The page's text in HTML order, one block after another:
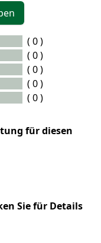
( 0 )
( 0 )
( 0 )
( 0 )
( 0 )
für diesen
Sie für Details